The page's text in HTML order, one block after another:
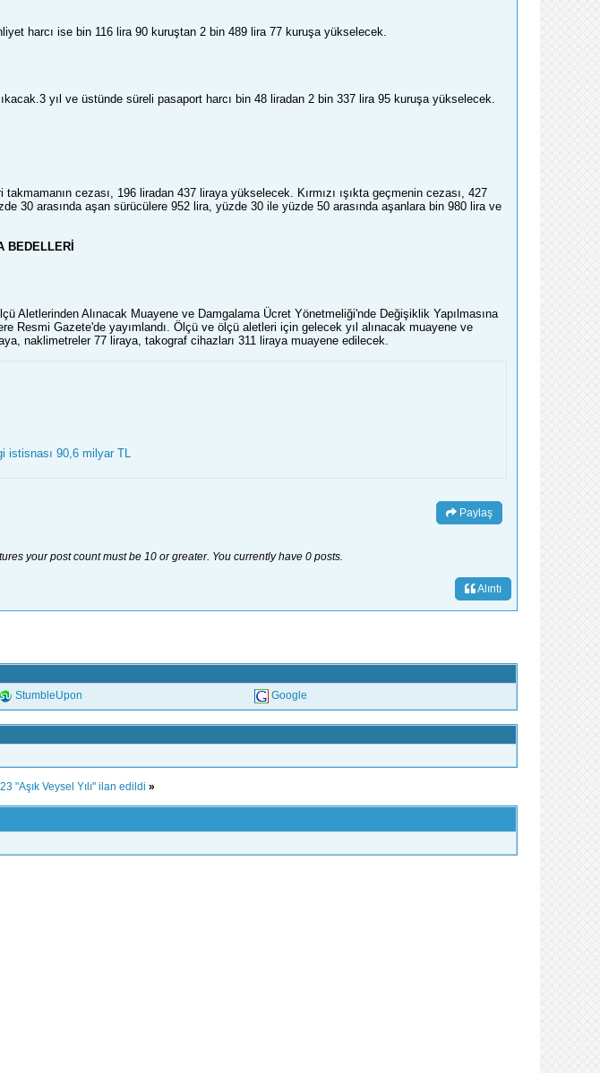
harcı ise bin 116 lira 90 kuruştan 2 bin 489 lira 77 kuruşa yükselecek.
yıl ve üstünde süreli pasaport harcı bin 48 liradan 2 bin 337 lira 95 kuruşa yükselecek.
cezası, 196 liradan 437 liraya yükselecek. Kırmızı ışıkta geçmenin cezası, 427
30 arasında aşan sürücülere 952 lira, yüzde 30 ile yüzde 50 arasında aşanlara bin 980 lira ve
BEDELLERİ
Aletlerinden Alınacak Muayene ve Damgalama Ücret Yönetmeliği'nde Değişiklik Yapılmasına
Resmi Gazete'de yayımlandı. Ölçü ve ölçü aletleri için gelecek yıl alınacak muayene ve
naklimetreler 77 liraya, takograf cihazları 311 liraya muayene edilecek.
istisnası 90,6 milyar TL
Paylaş
your post count must be 10 or greater. You currently have 0 posts.
Alıntı
StumbleUpon Google
"Aşık Veysel Yılı" ilan edildi »